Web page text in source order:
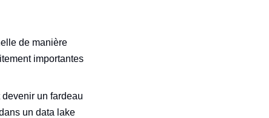
de manière
importantes
un fardeau
un data lake